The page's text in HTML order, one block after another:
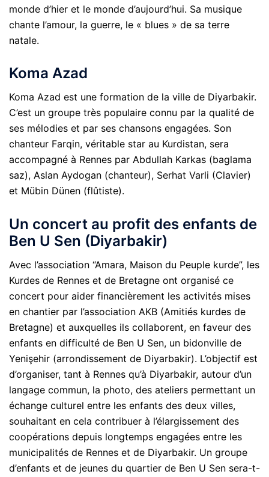
monde d’hier et le monde d’aujourd’hui. Sa musique
chante l’amour, la guerre, le « blues » de sa terre
natale.
Koma Azad
Koma Azad est une formation de la ville de Diyarbakir.
C’est un groupe très populaire connu par la qualité de
ses mélodies et par ses chansons engagées. Son
chanteur Farqin, véritable star au Kurdistan, sera
accompagné à Rennes par Abdullah Karkas (baglama
saz), Aslan Aydogan (chanteur), Serhat Varli (Clavier)
et Mübin Dünen (flûtiste).
Un concert au profit des enfants de
Ben U Sen (Diyarbakir)
Avec l’association “Amara, Maison du Peuple kurde”, les
Kurdes de Rennes et de Bretagne ont organisé ce
concert pour aider financièrement les activités mises
en chantier par l’association AKB (Amitiés kurdes de
Bretagne) et auxquelles ils collaborent, en faveur des
enfants en difficulté de Ben U Sen, un bidonville de
Yenişehir (arrondissement de Diyarbakir). L’objectif est
d’organiser, tant à Rennes qu’à Diyarbakir, autour d’un
langage commun, la photo, des ateliers permettant un
échange culturel entre les enfants des deux villes,
souhaitant en cela contribuer à l’élargissement des
coopérations depuis longtemps engagées entre les
municipalités de Rennes et de Diyarbakir. Un groupe
d’enfants et de jeunes du quartier de Ben U Sen sera-t-